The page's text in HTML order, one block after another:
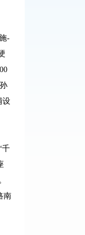
-
设
千
南